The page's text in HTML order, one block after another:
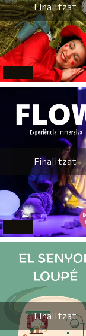
Finalitzat
Finalitzat
Finalitzat